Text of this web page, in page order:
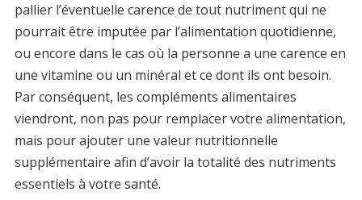
pallier l’éventuelle carence de tout nutriment qui ne
pourrait être imputée par l’alimentation quotidienne,
ou encore dans le cas où la personne a une carence en
une vitamine ou un minéral et ce dont ils ont besoin.
Par conséquent, les compléments alimentaires
viendront, non pas pour remplacer votre alimentation,
mais pour ajouter une valeur nutritionnelle
supplémentaire afin d’avoir la totalité des nutriments
essentiels à votre santé.